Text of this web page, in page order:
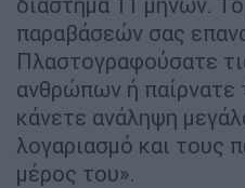
παραβάσεών σας
Πλαστογραφούσατε
ανθρώπων ή παίρνατε
κάνετε ανάληψη
λογαριασμό και τους
μέρος του».